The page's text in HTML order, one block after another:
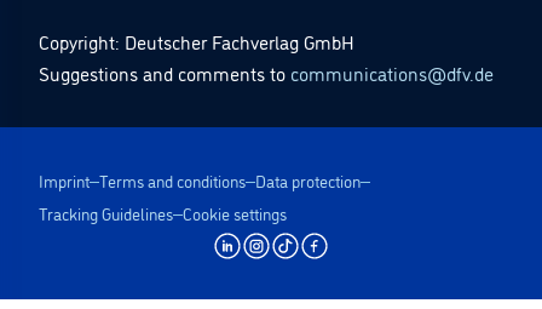
Copyright: Deutscher Fachverlag GmbH
Suggestions and comments to communications@dfv.de
Imprint Terms and conditions Data protection
Tracking Guidelines Cookie settings